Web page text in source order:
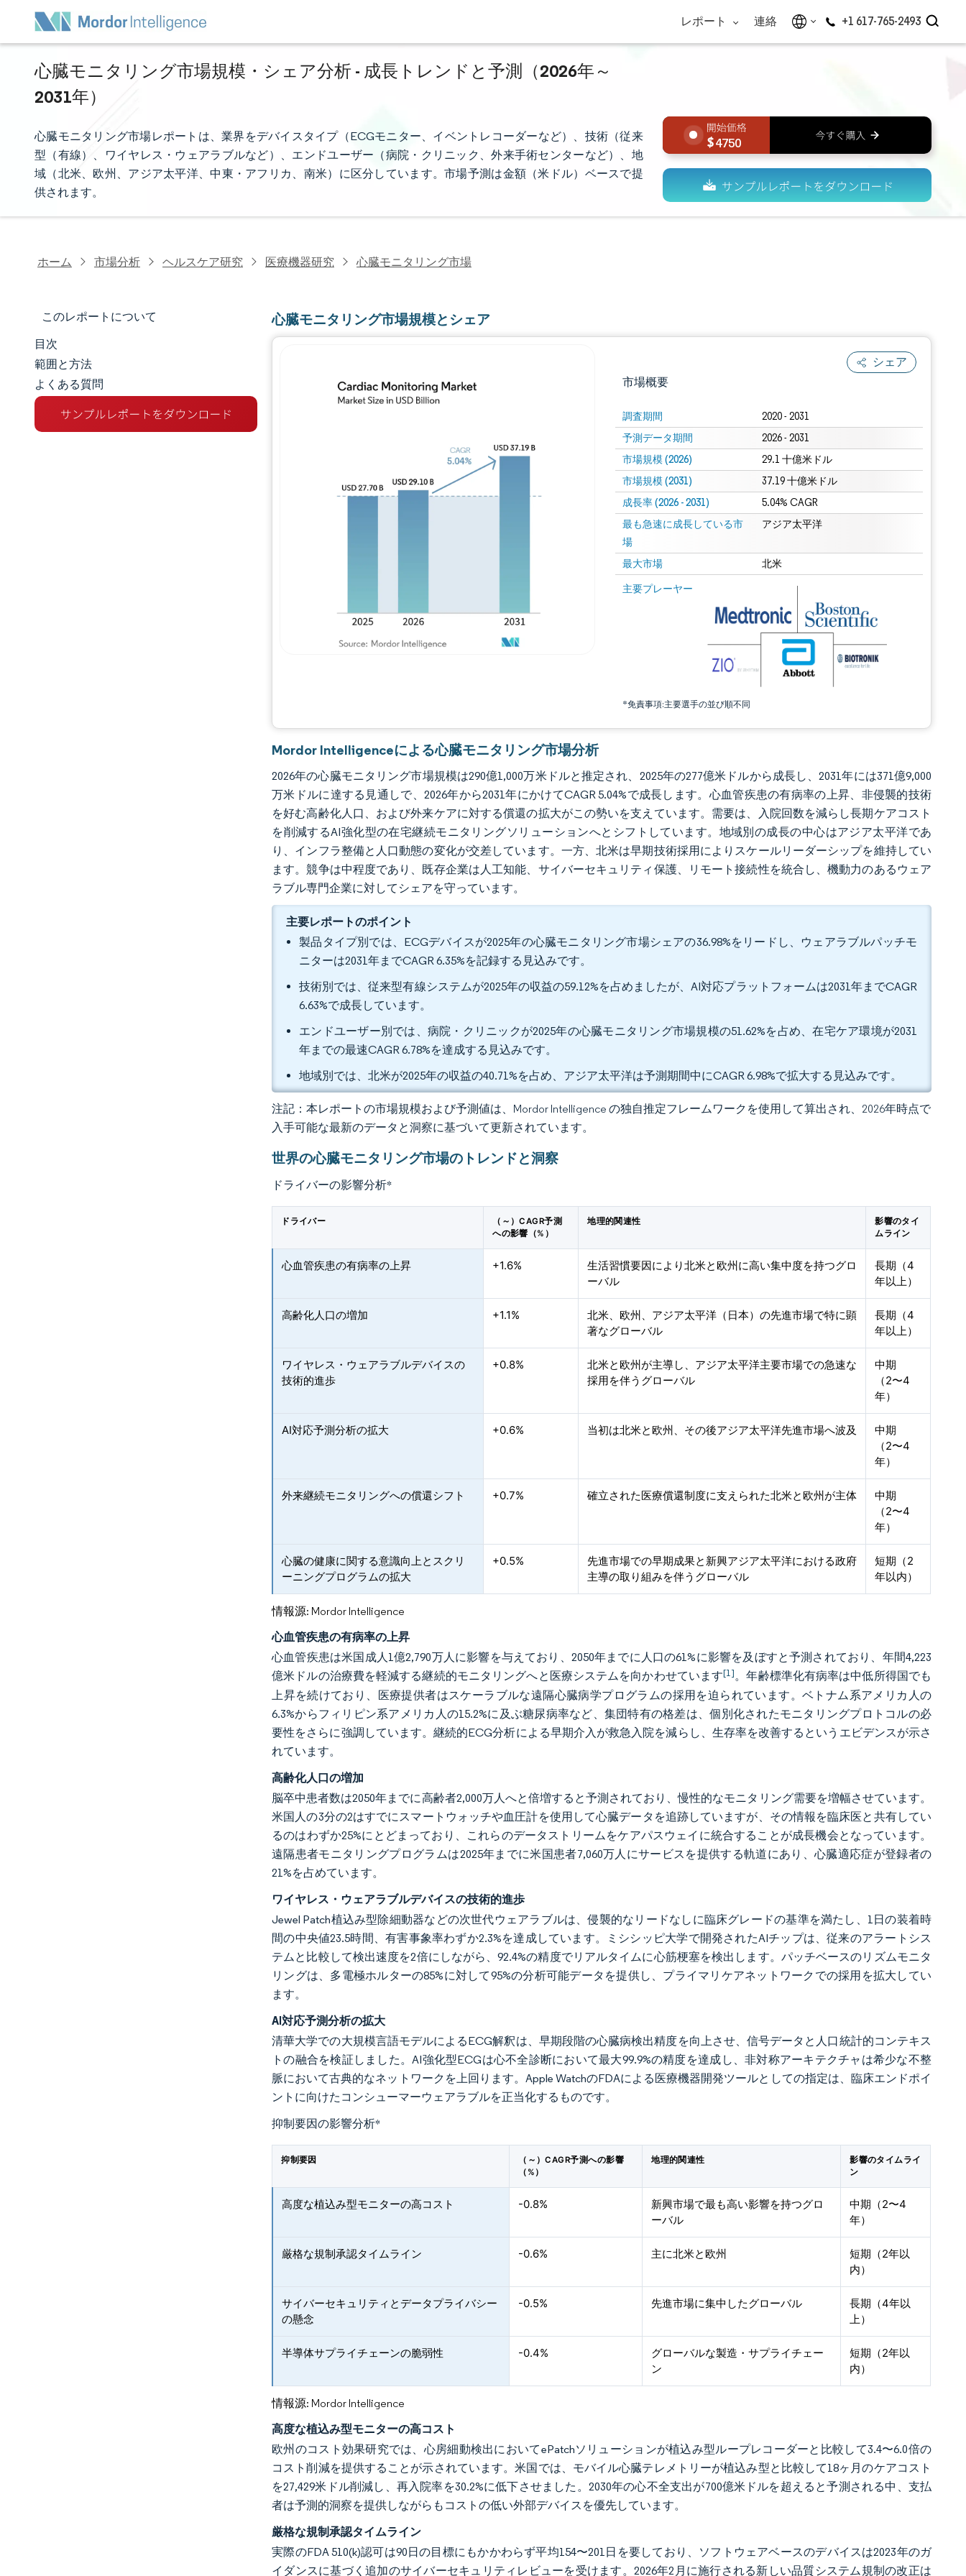
レポート 連絡 +1 617-765-2493
心臓モニタリング市場規模・シェア分析 - 成長トレンドと予測（2026年～
2031年）
心臓モニタリング市場レポートは、業界をデバイスタイプ（ECGモニター、イベントレコーダーなど）、技術（従来
型（有線）、ワイヤレス・ウェアラブルなど）、エンドユーザー（病院・クリニック、外来手術センターなど）、地
域（北米、欧州、アジア太平洋、中東・アフリカ、南米）に区分しています。市場予測は金額（米ドル）ベースで提
供されます。
4750
ホーム 市場分析 ヘルスケア研究 医療機器研究 心臓モニタリング市場
このレポートについて
市場規模とシェア
市場分析
トレンドとインサイト
目次
範囲と方法
よくある質問
心臓モニタリング市場規模とシェア
シェア
市場概要
調査期間 2020 - 2031
予測データ期間 2026 - 2031
市場規模 (2026) 29.1 十億米ドル
市場規模 (2031) 37.19 十億米ドル
成長率 (2026 - 2031) 5.04% CAGR
最も急速に成長している市
場
アジア太平洋
最大市場 北米
主要プレーヤー
*免責事項:主要選手の並び順不同
画像 © Mordor Intelligence。再利用にはCC BY 4.0の表示が必要です。
画像 © Mordor Intelligence。再利用にはCC BY 4.0の表示が必要です。
Mordor Intelligenceによる心臓モニタリング市場分析
2026年の心臓モニタリング市場規模は290億1,000万米ドルと推定され、2025年の277億米ドルから成長し、2031年には371億9,000
万米ドルに達する見通しで、2026年から2031年にかけてCAGR 5.04%で成長します。心血管疾患の有病率の上昇、非侵襲的技術
を好む高齢化人口、および外来ケアに対する償還の拡大がこの勢いを支えています。需要は、入院回数を減らし長期ケアコスト
を削減するAI強化型の在宅継続モニタリングソリューションへとシフトしています。地域別の成長の中心はアジア太平洋であ
り、インフラ整備と人口動態の変化が交差しています。一方、北米は早期技術採用によりスケールリーダーシップを維持してい
ます。競争は中程度であり、既存企業は人工知能、サイバーセキュリティ保護、リモート接続性を統合し、機動力のあるウェア
ラブル専門企業に対してシェアを守っています。
主要レポートのポイント
製品タイプ別では、ECGデバイスが2025年の心臓モニタリング市場シェアの36.98%をリードし、ウェアラブルパッチモ
ニターは2031年までCAGR 6.35%を記録する見込みです。
技術別では、従来型有線システムが2025年の収益の59.12%を占めましたが、AI対応プラットフォームは2031年までCAGR
6.63%で成長しています。
エンドユーザー別では、病院・クリニックが2025年の心臓モニタリング市場規模の51.62%を占め、在宅ケア環境が2031
年までの最速CAGR 6.78%を達成する見込みです。
地域別では、北米が2025年の収益の40.71%を占め、アジア太平洋は予測期間中にCAGR 6.98%で拡大する見込みです。
注記：本レポートの市場規模および予測値は、Mordor Intelligence の独自推定フレームワークを使用して算出され、2026年時点で
入手可能な最新のデータと洞察に基づいて更新されています。
世界の心臓モニタリング市場のトレンドと洞察
ドライバーの影響分析*
ドライバー
（～）CAGR予測
への影響（%）
地理的関連性
影響のタイ
ムライン
心血管疾患の有病率の上昇 +1.6%
生活習慣要因により北米と欧州に高い集中度を持つグロ
ーバル
長期（4
年以上）
高齢化人口の増加 +1.1%
北米、欧州、アジア太平洋（日本）の先進市場で特に顕
著なグローバル
長期（4
年以上）
ワイヤレス・ウェアラブルデバイスの
技術的進歩
+0.8%
北米と欧州が主導し、アジア太平洋主要市場での急速な
採用を伴うグローバル
中期
（2〜4
年）
AI対応予測分析の拡大 +0.6% 当初は北米と欧州、その後アジア太平洋先進市場へ波及
中期
（2〜4
年）
外来継続モニタリングへの償還シフト +0.7% 確立された医療償還制度に支えられた北米と欧州が主体
中期
（2〜4
年）
心臓の健康に関する意識向上とスクリ
ーニングプログラムの拡大
+0.5%
先進市場での早期成果と新興アジア太平洋における政府
主導の取り組みを伴うグローバル
短期（2
年以内）
情報源: Mordor Intelligence
心血管疾患の有病率の上昇
心血管疾患は米国成人1億2,790万人に影響を与えており、2050年までに人口の61%に影響を及ぼすと予測されており、年間4,223
億米ドルの治療費を軽減する継続的モニタリングへと医療システムを向かわせています[1]。年齢標準化有病率は中低所得国でも
上昇を続けており、医療提供者はスケーラブルな遠隔心臓病学プログラムの採用を迫られています。ベトナム系アメリカ人の
6.3%からフィリピン系アメリカ人の15.2%に及ぶ糖尿病率など、集団特有の格差は、個別化されたモニタリングプロトコルの必
要性をさらに強調しています。継続的ECG分析による早期介入が救急入院を減らし、生存率を改善するというエビデンスが示さ
れています。
高齢化人口の増加
脳卒中患者数は2050年までに高齢者2,000万人へと倍増すると予測されており、慢性的なモニタリング需要を増幅させています。
米国人の3分の2はすでにスマートウォッチや血圧計を使用して心臓データを追跡していますが、その情報を臨床医と共有してい
るのはわずか25%にとどまっており、これらのデータストリームをケアパスウェイに統合することが成長機会となっています。
遠隔患者モニタリングプログラムは2025年までに米国患者7,060万人にサービスを提供する軌道にあり、心臓適応症が登録者の
21%を占めています。
ワイヤレス・ウェアラブルデバイスの技術的進歩
Jewel Patch植込み型除細動器などの次世代ウェアラブルは、侵襲的なリードなしに臨床グレードの基準を満たし、1日の装着時
間の中央値23.5時間、有害事象率わずか2.3%を達成しています。ミシシッピ大学で開発されたAIチップは、従来のアラートシス
テムと比較して検出速度を2倍にしながら、92.4%の精度でリアルタイムに心筋梗塞を検出します。パッチベースのリズムモニタ
リングは、多電極ホルターの85%に対して95%の分析可能データを提供し、プライマリケアネットワークでの採用を拡大してい
ます。
AI対応予測分析の拡大
清華大学での大規模言語モデルによるECG解釈は、早期段階の心臓病検出精度を向上させ、信号データと人口統計的コンテキス
トの融合を検証しました。AI強化型ECGは心不全診断において最大99.9%の精度を達成し、非対称アーキテクチャは希少な不整
脈において古典的なネットワークを上回ります。Apple WatchのFDAによる医療機器開発ツールとしての指定は、臨床エンドポイ
ントに向けたコンシューマーウェアラブルを正当化するものです。
抑制要因の影響分析*
抑制要因
（～）CAGR予測への影響
（%）
地理的関連性
影響のタイムライ
ン
高度な植込み型モニターの高コスト -0.8%
新興市場で最も高い影響を持つグロ
ーバル
中期（2〜4
年）
厳格な規制承認タイムライン -0.6% 主に北米と欧州
短期（2年以
内）
サイバーセキュリティとデータプライバシー
の懸念
-0.5% 先進市場に集中したグローバル
長期（4年以
上）
半導体サプライチェーンの脆弱性 -0.4%
グローバルな製造・サプライチェー
ン
短期（2年以
内）
情報源: Mordor Intelligence
高度な植込み型モニターの高コスト
欧州のコスト効果研究では、心房細動検出においてePatchソリューションが植込み型ループレコーダーと比較して3.4〜6.0倍の
コスト削減を提供することが示されています。米国では、モバイル心臓テレメトリーが植込み型と比較して18ヶ月のケアコスト
を27,429米ドル削減し、再入院率を30.2%に低下させました。2030年の心不全支出が700億米ドルを超えると予測される中、支払
者は予測的洞察を提供しながらもコストの低い外部デバイスを優先しています。
厳格な規制承認タイムライン
実際のFDA 510(k)認可は90日の目標にもかかわらず平均154〜201日を要しており、ソフトウェアベースのデバイスは2023年のガ
イダンスに基づく追加のサイバーセキュリティレビューを受けます。2026年2月に施行される新しい品質システム規制の改正は